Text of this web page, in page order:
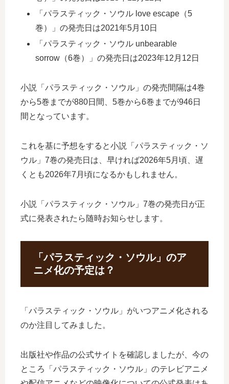
「パラスティック・ソウル love escape（5
巻）」の発売日は2021年5月10日
「パラスティック・ソウル unbearable
sorrow（6巻）」の発売日は2023年12月12日
小説「パラスティック・ソウル」の発売間隔は4巻
から5巻までが880日間、5巻から6巻までが946日
間となっています。
これを基に予想をすると小説「パラスティック・ソ
ウル」7巻の発売日は、早ければ2026年5月頃、遅
くとも2026年7月頃になるかもしれません。
小説「パラスティック・ソウル」7巻の発売日が正
式に発表されたら随時お知らせします。
「パラスティック・ソウル」のア
ニメ化の予定は？
「パラスティック・ソウル」がいつアニメ化される
のか注目してみました。
出版社や作品の公式サイトを確認しましたが、今の
ところ「パラスティック・ソウル」のテレビアニメ